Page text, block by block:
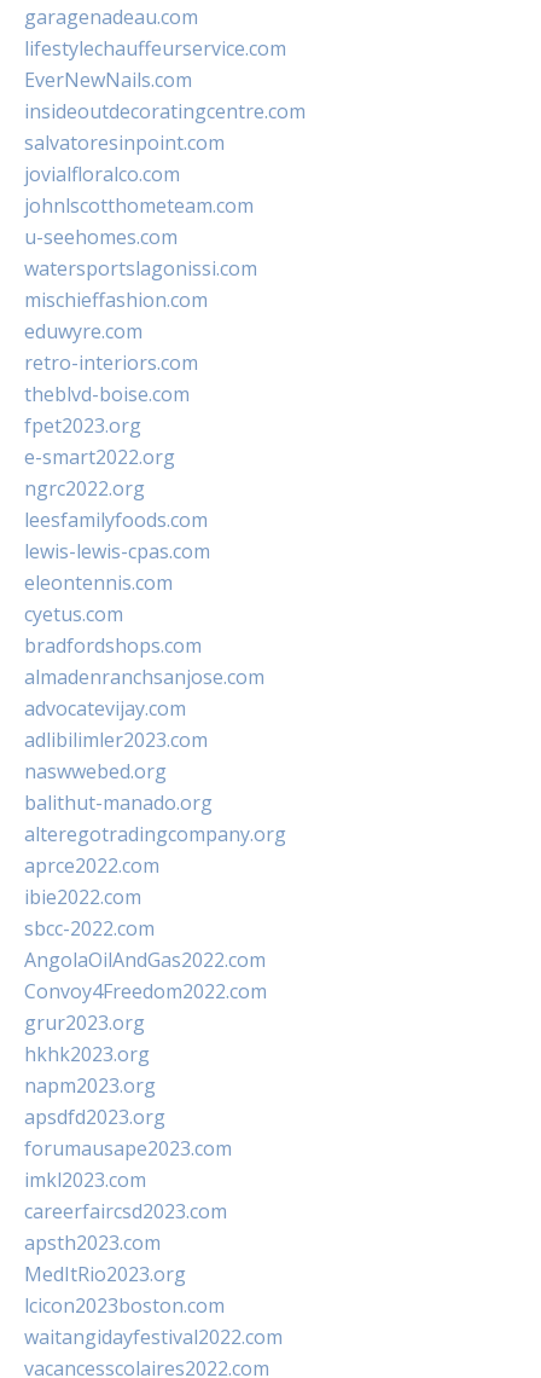
garagenadeau.com
lifestylechauffeurservice.com
EverNewNails.com
insideoutdecoratingcentre.com
salvatoresinpoint.com
jovialfloralco.com
johnlscotthometeam.com
u-seehomes.com
watersportslagonissi.com
mischieffashion.com
eduwyre.com
retro-interiors.com
theblvd-boise.com
fpet2023.org
e-smart2022.org
ngrc2022.org
leesfamilyfoods.com
lewis-lewis-cpas.com
eleontennis.com
cyetus.com
bradfordshops.com
almadenranchsanjose.com
advocatevijay.com
adlibilimler2023.com
naswwebed.org
balithut-manado.org
alteregotradingcompany.org
aprce2022.com
ibie2022.com
sbcc-2022.com
AngolaOilAndGas2022.com
Convoy4Freedom2022.com
grur2023.org
hkhk2023.org
napm2023.org
apsdfd2023.org
forumausape2023.com
imkl2023.com
careerfaircsd2023.com
apsth2023.com
MedItRio2023.org
lcicon2023boston.com
waitangidayfestival2022.com
vacancesscolaires2022.com